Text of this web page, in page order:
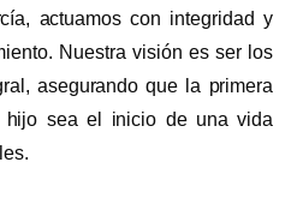
actuamos con integridad y
Nuestra visión es ser los
asegurando que la primera
hijo sea el inicio de una vida